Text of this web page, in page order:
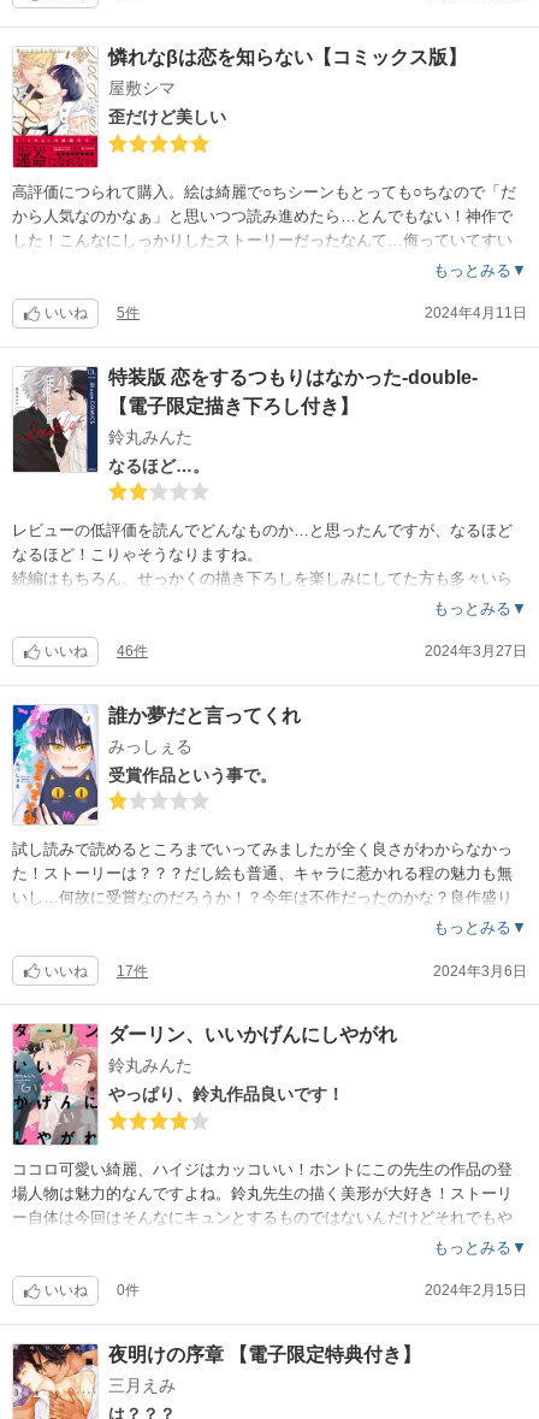
憐れなβは恋を知らない【コミックス版】
屋敷シマ
歪だけど美しい
高評価につられて購入。絵は綺麗で○ちシーンもとっても○ちなので「だ
から人気なのかなぁ」と思いつつ読み進めたら…とんでもない！神作で
した！こんなにしっかりしたストーリーだったなんて…侮っていてすい
ません。低評価レビューに書かれていましたが、確かに「それ、あり！
けど…美しい！私は抵抗感は全くありませんでした。無茶な設定で話が
ろうと考えるとやはり登場人物の魅力やストーリーの秀逸さ、結局のと
ころ作者さんの力量なんだなぁとしみじみ感じました。本当に素敵な作
品に出逢えて嬉しい！続きが楽しみです！
もっとみる▼
いいね 5件 2024年4月11日
特装版 恋をするつもりはなかった-double-
【電子限定描き下ろし付き】
鈴丸みんた
なるほど…。
レビューの低評価を読んでどんなものか…と思ったんですが、なるほど
なるほど！こりゃそうなりますね。
続編はもちろん、せっかくの描き下ろしを楽しみにしてた方も多々いら
っしゃるでしょうに（私も続編は読んでおりましたが描き下ろしが読み
様はこの作品の描き下ろしは気乗りしなかったんでしょうか？特に背景
分は全部購入しております。なのでだからこそ「良いものは良い、良く
ないものは良くない！」とはっきりレビューさせていただいてます。が
、こちらの作品に関しては過去にレビューが削除されたという初めての
経験もありました。鈴丸先生、良くないものは良くないですよ。登場人
物に愛情を持って描いてください。読者はバカじゃないですよ。作品に
キャラクターに作者の愛情が感じられなければ手を抜いてる様に捉えて
しまいます…ってまたこれも削除されるのかな。こちらは読み手として
愛情持ってレビューしてるのにな。
もっとみる▼
いいね 46件 2024年3月27日
誰か夢だと言ってくれ
みっしぇる
受賞作品という事で。
試し読みで読めるところまでいってみましたが全く良さがわからなかっ
た！ストーリーは？？？だし絵も普通、キャラに惹かれる程の魅力も無
いし…何故に受賞なのだろうか！？今年は不作だったのかな？良作盛り
もっとみる▼
いいね 17件 2024年3月6日
ダーリン、いいかげんにしやがれ
鈴丸みんた
やっぱり、鈴丸作品良いです！
ココロ可愛い綺麗、ハイジはカッコいい！ホントにこの先生の作品の登
場人物は魅力的なんですよね。鈴丸先生の描く美形が大好き！ストーリ
ー自体は今回はそんなにキュンとするものではないんだけどそれでもや
っぱりお気に入りの作品になりました。他の作品同様に読み終わった後
。
もっとみる▼
いいね 0件 2024年2月15日
夜明けの序章 【電子限定特典付き】
三月えみ
は？？？